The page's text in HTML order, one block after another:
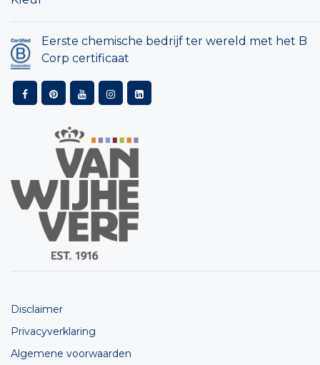
Eerste chemische bedrijf ter wereld met het B
Corp certificaat
Disclaimer
Privacyverklaring
Algemene voorwaarden